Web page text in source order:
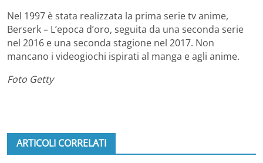
Nel 1997 è stata realizzata la prima serie tv anime,
Berserk – L’epoca d’oro, seguita da una seconda serie
nel 2016 e una seconda stagione nel 2017. Non
mancano i videogiochi ispirati al manga e agli anime.
Foto Getty
ARTICOLI CORRELATI